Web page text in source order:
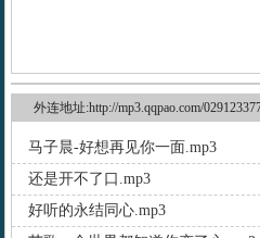
外连地址:http://mp3.qqpao.com/
马子晨-好想再见你一面.mp3
还是开不了口.mp3
好听的永结同心.mp3